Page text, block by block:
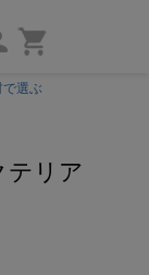
で選ぶ
テリア